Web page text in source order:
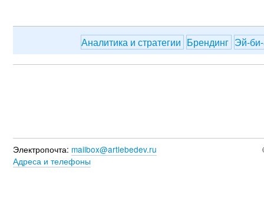
Аналитика и стратегии Брендинг Эй-
Электропочта: mailbox@artlebedev.ru
Адреса и телефоны